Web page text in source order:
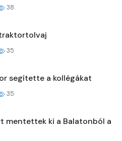
38
35
segítette a kollégákat
35
mentettek ki a Balatonból a